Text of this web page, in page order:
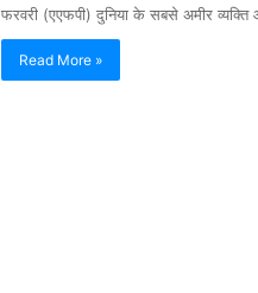
फरवरी (एएफपी) दुनिया के सबसे अमीर
Read More »